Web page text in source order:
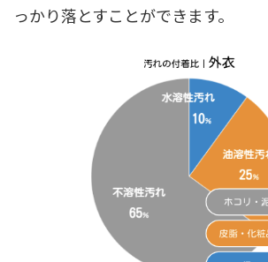
っかり落とすことができます。